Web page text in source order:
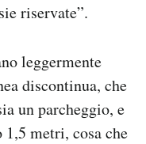
riservate”.
leggermente
discontinua, che
un parcheggio, e
1,5 metri, cosa che